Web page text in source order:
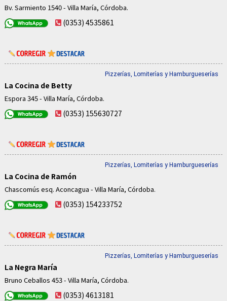
Bv. Sarmiento 1540 - Villa María, Córdoba.
(0353) 4535861
Pizzerías, Lomiterías y Hamburgueserías
La Cocina de Betty
Espora 345 - Villa María, Córdoba.
(0353) 155630727
Pizzerías, Lomiterías y Hamburgueserías
La Cocina de Ramón
Chascomús esq. Aconcagua - Villa María, Córdoba.
(0353) 154233752
Pizzerías, Lomiterías y Hamburgueserías
La Negra María
Bruno Ceballos 453 - Villa María, Córdoba.
(0353) 4613181